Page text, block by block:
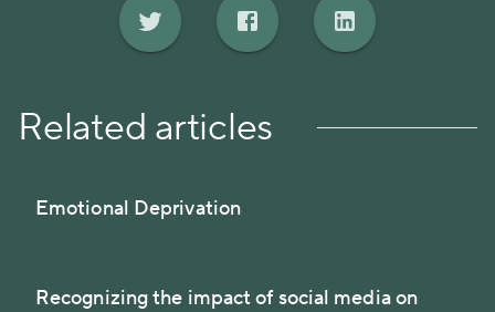
Related articles
Emotional Deprivation
Recognizing the impact of social media on